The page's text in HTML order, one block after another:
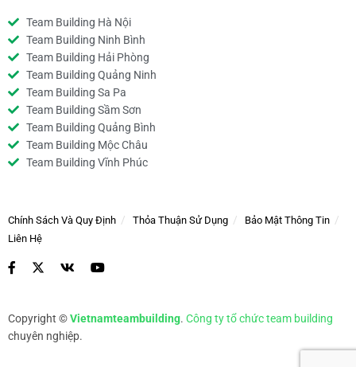
Team Building Hà Nội
Team Building Ninh Bình
Team Building Hải Phòng
Team Building Quảng Ninh
Team Building Sa Pa
Team Building Sầm Sơn
Team Building Quảng Bình
Team Building Mộc Châu
Team Building Vĩnh Phúc
Chính Sách Và Quy Định Thỏa Thuận Sử Dụng
Bảo Mật Thông Tin
Liên Hệ
Copyright ©Vietnamteambuilding. Công ty tổ chức team building
chuyên nghiệp.